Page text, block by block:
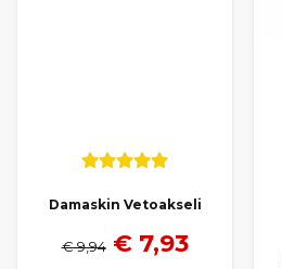
Damaskin Vetoakseli
€ 9,94 € 7,93